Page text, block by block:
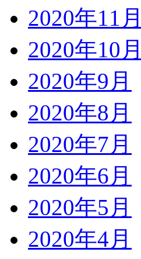
2020年11月
2020年10月
2020年9月
2020年8月
2020年7月
2020年6月
2020年5月
2020年4月